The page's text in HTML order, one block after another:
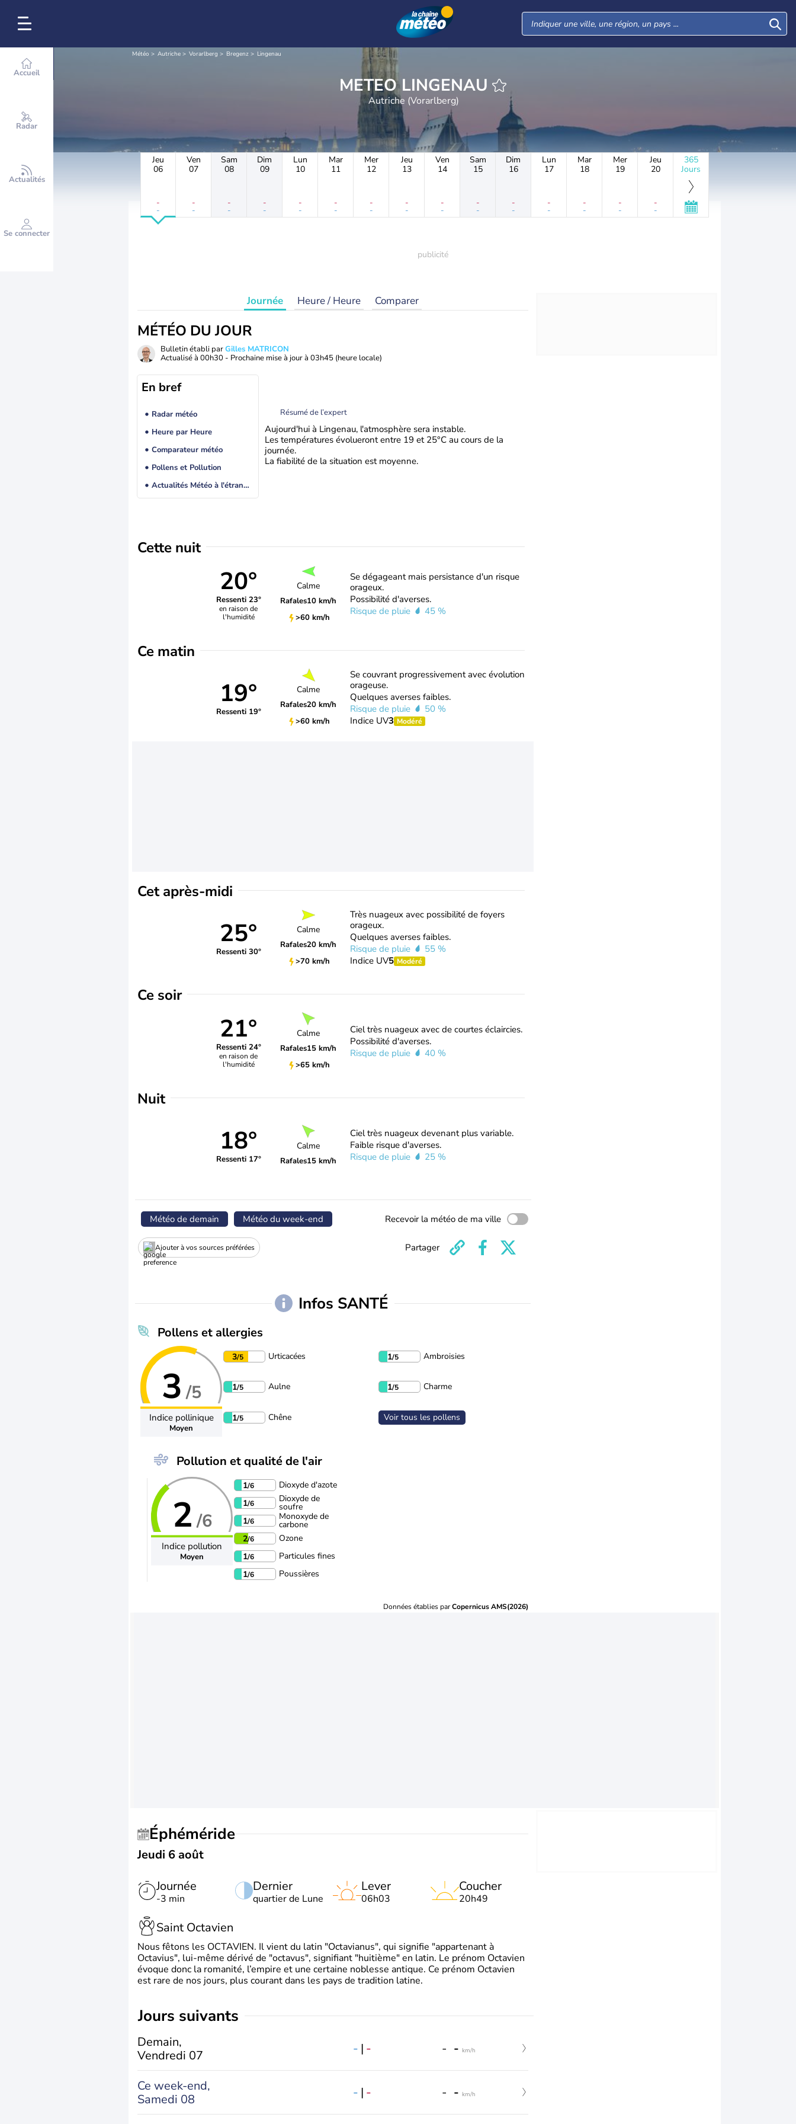
Accueil
Radar
Actualités
Se connecter
Météo Autriche Vorarlberg Bregenz Lingenau
METEO LINGENAU
Autriche (Vorarlberg)
Jeu
06
-
-
Ven
07
-
-
Sam
08
-
-
Dim
09
-
-
Lun
10
-
-
Mar
11
-
-
Mer
12
-
-
Jeu
13
-
-
Ven
14
-
-
Sam
15
-
-
Dim
16
-
-
Lun
17
-
-
Mar
18
-
-
Mer
19
-
-
Jeu
20
-
-
365
Jours
Journée Heure / Heure Comparer
MÉTÉO DU JOUR
Bulletin établi parGilles MATRICON
Actualisé à 00h30 - Prochaine mise à jour à 03h45 (heure locale)
En bref
Radar météo
Heure par Heure
Comparateur météo
Pollens et Pollution
Actualités Météo à l'étranger
Résumé de l’expert
Aujourd'hui à Lingenau, l'atmosphère sera instable.
Les températures évolueront entre 19 et 25°C au cours de la
journée.
La fiabilité de la situation est moyenne.
Cette nuit
20°
Ressenti 23°
en raison de
l'humidité
Calme
Rafales10 km/h
>60 km/h
Se dégageant mais persistance d'un risque
orageux.
Possibilité d'averses.
Risque de pluie
45 %
Ce matin
19°
Ressenti 19°
Calme
Rafales20 km/h
>60 km/h
Se couvrant progressivement avec évolution
orageuse.
Quelques averses faibles.
Risque de pluie
50 %
Indice UV3 Modéré
Cet après-midi
25°
Ressenti 30°
Calme
Rafales20 km/h
>70 km/h
Très nuageux avec possibilité de foyers
orageux.
Quelques averses faibles.
Risque de pluie
55 %
Indice UV5 Modéré
Ce soir
21°
Ressenti 24°
en raison de
l'humidité
Calme
Rafales15 km/h
>65 km/h
Ciel très nuageux avec de courtes éclaircies.
Possibilité d'averses.
Risque de pluie
40 %
Nuit
18°
Ressenti 17°
Calme
Rafales15 km/h
Ciel très nuageux devenant plus variable.
Faible risque d'averses.
Risque de pluie
25 %
Météo de demain Météo du week-end Recevoir la météo de ma ville
Ajouter à vos sources préférées Partager
Infos SANTÉ
Pollens et allergies
3 /5
Indice pollinique
Moyen
3/5 Urticacées 1/5 Ambroisies
1/5 Aulne 1/5 Charme
1/5 Chêne Voir tous les pollens
Pollution et qualité de l'air
2 /6
Indice pollution
Moyen
1/6
Dioxyde d'azote
1/6 Dioxyde de
soufre
1/6 Monoxyde de
carbone
2/6
Ozone
1/6
Particules fines
1/6 Poussières
Données établies parCopernicus AMS(2026)
Éphéméride
Jeudi 6 août
Journée
-3 min
Dernier
quartier de Lune
Lever
06h03
Coucher
20h49
Saint Octavien
Nous fêtons les OCTAVIEN. Il vient du latin "Octavianus", qui signifie "appartenant à
Octavius", lui-même dérivé de "octavus", signifiant "huitième" en latin. Le prénom Octavien
évoque donc la romanité, l’empire et une certaine noblesse antique. Ce prénom Octavien
est rare de nos jours, plus courant dans les pays de tradition latine.
jours suivants
Demain,
Vendredi 07
- | - - - km/h
Ce week-end,
Samedi 08
- | - - - km/h